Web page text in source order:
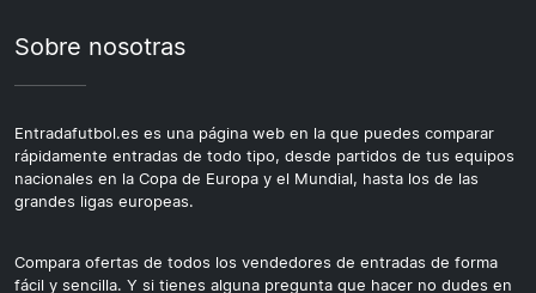
Sobre nosotras
Entradafutbol.es es una página web en la que puedes comparar
rápidamente entradas de todo tipo, desde partidos de tus equipos
nacionales en la Copa de Europa y el Mundial, hasta los de las
grandes ligas europeas.
Compara ofertas de todos los vendedores de entradas de forma
fácil y sencilla. Y si tienes alguna pregunta que hacer no dudes en